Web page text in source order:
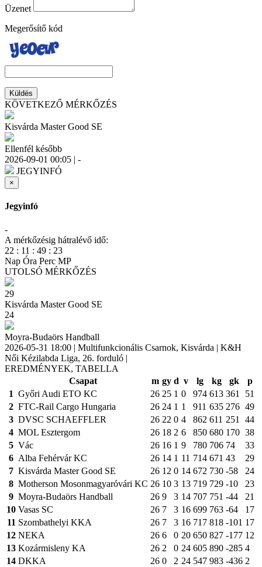
Üzenet
Megerősítő kód
Küldés
KÖVETKEZŐ MÉRKŐZÉS
Kisvárda Master Good SE
Ellenfél később
2026-09-01 00:05 | -
JEGYINFÓ
×
Jegyinfó
-
A mérkőzésig hátralévő idő:
22 : 11 : 49 : 22
Nap Óra Perc MP
UTOLSÓ MÉRKŐZÉS
29
Kisvárda Master Good SE
24
Moyra-Budaörs Handball
2026-05-31 18:00 | Multifunkcionális Csarnok, Kisvárda | K&H
Női Kézilabda Liga, 26. forduló |
EREDMÉNYEK, TABELLA
Csapat
m gy d v lg kg gk
p
1 Győri Audi ETO KC 26 25 1 0 974 613 361
51
2 FTC-Rail Cargo Hungaria 26 24 1 1 911 635 276 49
3 DVSC SCHAEFFLER 26 22 0 4 862 611 251
44
4 MOL Esztergom 26 18 2 6 850 680 170 38
5 Vác 26 16 1 9 780 706 74
33
6 Alba Fehérvár KC 26 14 1 11 714 671 43
29
7 Kisvárda Master Good SE 26 12 0 14 672 730 -58
24
8 Motherson Mosonmagyaróvári KC 26 10 3 13 719 729 -10
23
9 Moyra-Budaörs Handball 26 9 3 14 707 751 -44
21
10 Vasas SC 26 7 3 16 699 763 -64
17
11 Szombathelyi KKA 26 7 3 16 717 818 -101 17
12 NEKA 26 6 0 20 650 827 -177 12
13 Kozármisleny KA 26 2 0 24 605 890 -285 4
14 DKKA 26 0 2 24 547 983 -436 2